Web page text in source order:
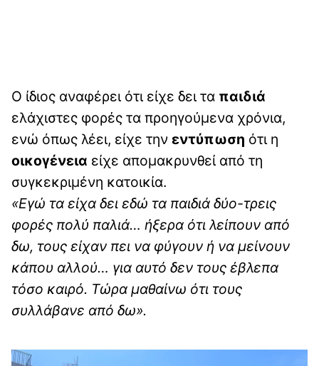
Ο ίδιος αναφέρει ότι είχε δει τα παιδιά
ελάχιστες φορές τα προηγούμενα χρόνια,
ενώ όπως λέει, είχε την εντύπωση ότι η
οικογένεια είχε απομακρυνθεί από τη
συγκεκριμένη κατοικία.
«Εγώ τα είχα δει εδώ τα παιδιά δύο-τρεις
φορές πολύ παλιά… ήξερα ότι λείπουν από
δω, τους είχαν πει να φύγουν ή να μείνουν
κάπου αλλού… για αυτό δεν τους έβλεπα
τόσο καιρό. Τώρα μαθαίνω ότι τους
συλλάβανε από δω».